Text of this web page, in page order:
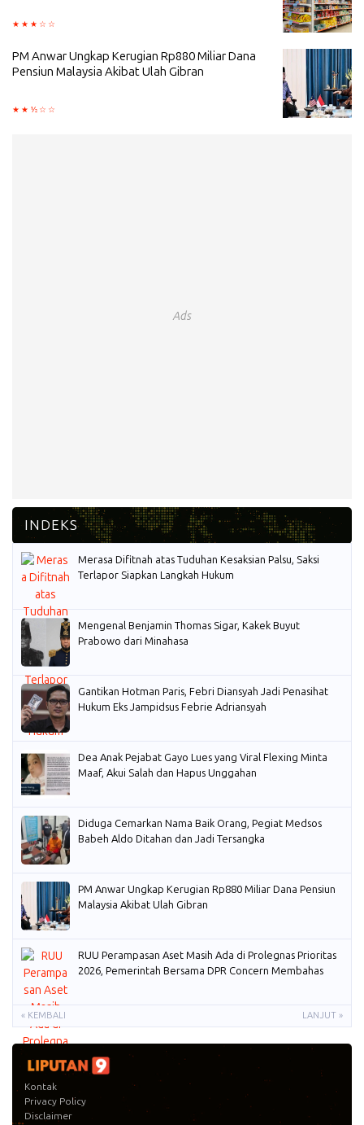
PM Anwar Ungkap Kerugian Rp880 Miliar Dana
Pensiun Malaysia Akibat Ulah Gibran
Ads
Merasa Difitnah atas Tuduhan Kesaksian Palsu, Saksi
Terlapor Siapkan Langkah Hukum
Mengenal Benjamin Thomas Sigar, Kakek Buyut
Prabowo dari Minahasa
Gantikan Hotman Paris, Febri Diansyah Jadi Penasihat
Hukum Eks Jampidsus Febrie Adriansyah
Dea Anak Pejabat Gayo Lues yang Viral Flexing Minta
Maaf, Akui Salah dan Hapus Unggahan
Diduga Cemarkan Nama Baik Orang, Pegiat Medsos
Babeh Aldo Ditahan dan Jadi Tersangka
PM Anwar Ungkap Kerugian Rp880 Miliar Dana Pensiun
Malaysia Akibat Ulah Gibran
RUU Perampasan Aset Masih Ada di Prolegnas Prioritas
2026, Pemerintah Bersama DPR Concern Membahas
« KEMBALI LANJUT »
Kontak
Privacy Policy
Disclaimer